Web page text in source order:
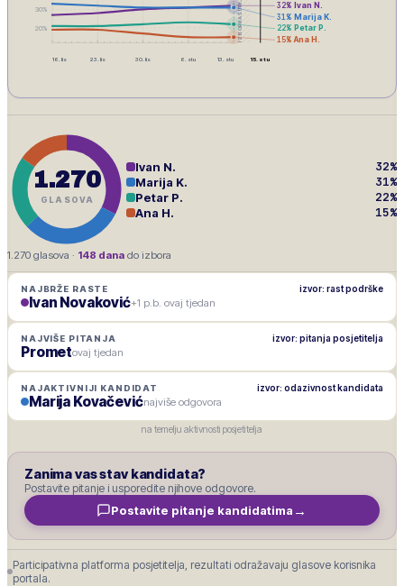
IZBORNA ŠUTNJA
20%
30% 32% Ivan N.
31% Marija K.
22% Petar P.
15% Ana H.
16. lis 23. lis 30. lis 6. stu 13. stu 15. stu
1.270
GLASOVA
Ivan N. 32%
Marija K. 31%
Petar P. 22%
Ana H. 15%
1.270 glasova · 148 dana do izbora
NAJBRŽE RASTE izvor: rast podrške
Ivan Novaković+1 p.b. ovaj tjedan
NAJVIŠE PITANJA izvor: pitanja posjetitelja
Prometovaj tjedan
NAJAKTIVNIJI KANDIDAT izvor: odazivnost kandidata
Marija Kovačevićnajviše odgovora
na temelju aktivnosti posjetitelja
Zanima vas stav kandidata?
Postavite pitanje i usporedite njihove odgovore.
Postavite pitanje kandidatima →
Participativna platforma posjetitelja, rezultati odražavaju glasove korisnika
portala.